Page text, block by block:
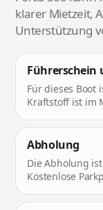
klarer Mietzeit,
Unterstützung
Führerschein
Für dieses Boot
Kraftstoff ist im
Abholung
Die Abholung
Kostenlose